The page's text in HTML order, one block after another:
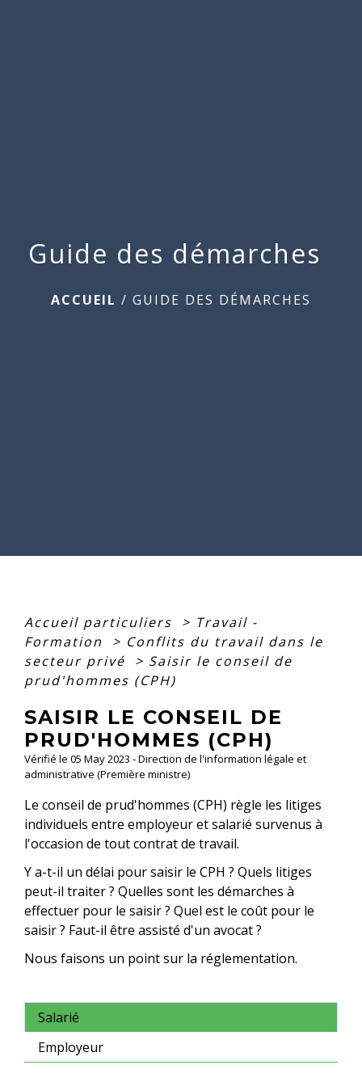
Guide des démarches
ACCUEIL / GUIDE DES DÉMARCHES
Accueil particuliers > Travail -
Formation
> Conflits du travail dans le
secteur privé
> Saisir le conseil de
prud'hommes (CPH)
SAISIR LE CONSEIL DE
PRUD'HOMMES (CPH)
Vérifié le 05 May 2023 - Direction de l'information légale et
administrative (Première ministre)
Le conseil de prud'hommes (CPH) règle les litiges
individuels entre employeur et salarié survenus à
l'occasion de tout contrat de travail.
Y a-t-il un délai pour saisir le CPH ? Quels litiges
peut-il traiter ? Quelles sont les démarches à
effectuer pour le saisir ? Quel est le coût pour le
saisir ? Faut-il être assisté d'un avocat ?
Nous faisons un point sur la réglementation.
Salarié
Employeur